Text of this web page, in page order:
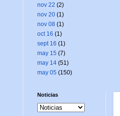
nov 22 (2)
nov 20(1)
nov 08 (1)
oct 16 (1)
sept 16 (1)
may 15 (7)
may 14(51)
may 05 (150)
Noticias